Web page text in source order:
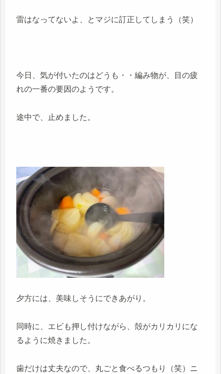
雷はなってないよ、とマジに訂正してしまう（笑）
今日、気が付いたのはどうも・・編み物が、目の疲
れの一番の要因のようです。
途中で、止めました。
夕方には、美味しそうにできあがり。
同時に、エビも押し付けながら、殻がカリカリにな
るように焼きました。
歯だけは丈夫なので、丸ごと食べるつもり（笑）ニ